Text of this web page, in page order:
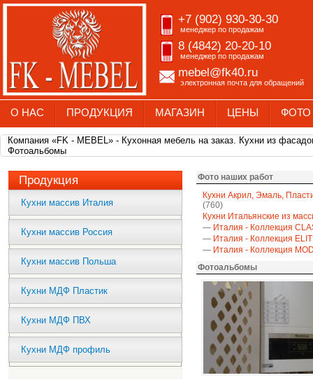
+7 (902) 930-30-30
менеджер по продажам
8 (4842) 20-20-10
менеджер по продажам
mebel@fk40.ru
электронная почта для обращений
О НАС ПРОДУКЦИЯ МАГАЗИН ЦЕНЫ ФОТО
Компания «FK - MEBEL» - Кухонная мебель на заказ. Кухни из
Фотоальбомы
Продукция
Кухни массив Италия
Кухни массив Россия
Кухни массив Польша
Кухни МДФ Пластик
Кухни МДФ ПВХ
Кухни МДФ профиль
Фото наших работ
Кухни Акрил, Эмаль,
(760)
Кухни Итальянские из
— Италия - Коллекция
— Италия - Коллекция
— Италия - Коллекция
Фотоальбомы